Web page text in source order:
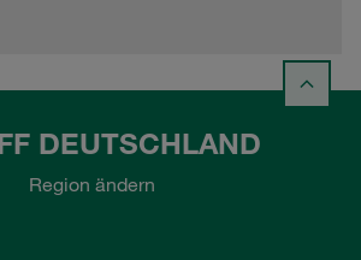
DEUTSCHLAND
Region ändern